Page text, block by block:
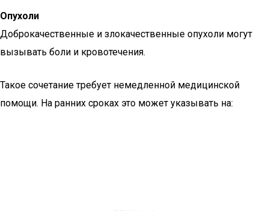
Опухоли
Доброкачественные и злокачественные опухоли могут
вызывать боли и кровотечения.
Такое сочетание требует немедленной медицинской
помощи. На ранних сроках это может указывать на: